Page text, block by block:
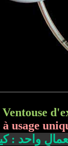
Ventouse
usage
واحد :